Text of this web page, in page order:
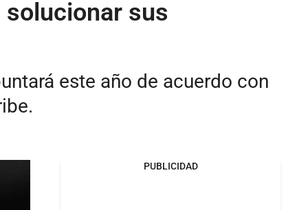
solucionar sus
este año de acuerdo con
PUBLICIDAD